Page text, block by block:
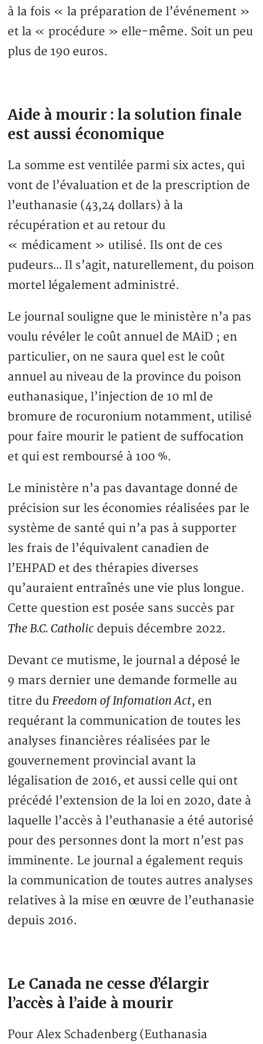
à la fois « la préparation de l’événement »
et la « procédure » elle-même. Soit un peu
plus de 190 euros.
Aide à mourir : la solution finale
est aussi économique
La somme est ventilée parmi six actes, qui
vont de l’évaluation et de la prescription de
l’euthanasie (43,24 dollars) à la
récupération et au retour du
« médicament » utilisé. Ils ont de ces
pudeurs… Il s’agit, naturellement, du poison
mortel légalement administré.
Le journal souligne que le ministère n’a pas
voulu révéler le coût annuel de MAiD ; en
particulier, on ne saura quel est le coût
annuel au niveau de la province du poison
euthanasique, l’injection de 10 ml de
bromure de rocuronium notamment, utilisé
pour faire mourir le patient de suffocation
et qui est remboursé à 100 %.
Le ministère n’a pas davantage donné de
précision sur les économies réalisées par le
système de santé qui n’a pas à supporter
les frais de l’équivalent canadien de
l’EHPAD et des thérapies diverses
qu’auraient entraînés une vie plus longue.
Cette question est posée sans succès par
The B.C. Catholic depuis décembre 2022.
Devant ce mutisme, le journal a déposé le
9 mars dernier une demande formelle au
titre duFreedom of Infomation Act, en
requérant la communication de toutes les
analyses financières réalisées par le
gouvernement provincial avant la
légalisation de 2016, et aussi celle qui ont
précédé l’extension de la loi en 2020, date à
laquelle l’accès à l’euthanasie a été autorisé
pour des personnes dont la mort n’est pas
imminente. Le journal a également requis
la communication de toutes autres analyses
relatives à la mise en œuvre de l’euthanasie
depuis 2016.
Le Canada ne cesse d’élargir
l’accès à l’aide à mourir
Pour Alex Schadenberg (Euthanasia